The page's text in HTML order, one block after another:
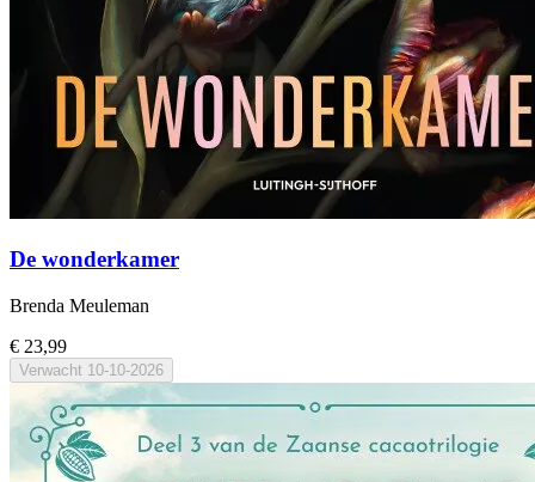
De wonderkamer
Brenda Meuleman
€ 23,99
Verwacht 10-10-2026